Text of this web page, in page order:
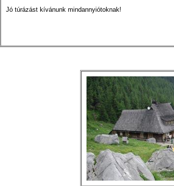
Jó túrázást kívánunk mindannyiótoknak!